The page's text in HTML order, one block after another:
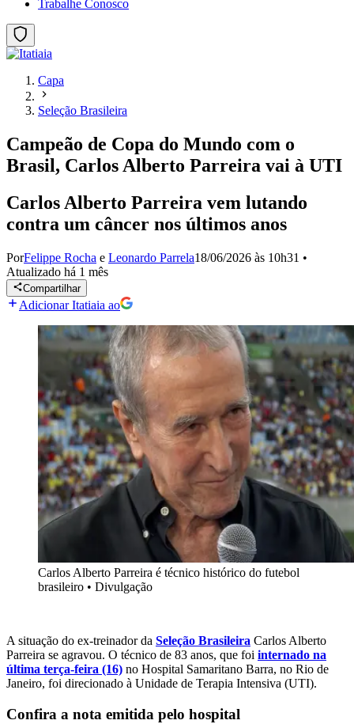
Trabalhe Conosco
Capa
Seleção Brasileira
Campeão de Copa do Mundo com o
Brasil, Carlos Alberto Parreira vai à UTI
Carlos Alberto Parreira vem lutando
contra um câncer nos últimos anos
PorFelippe Rocha e Leonardo Parrela18/06/2026 às 10h31 •
Atualizado há 1 mês
Compartilhar
Adicionar Itatiaia ao
Carlos Alberto Parreira é técnico histórico do futebol
brasileiro • Divulgação
A situação do ex-treinador da Seleção Brasileira Carlos Alberto
Parreira se agravou. O técnico de 83 anos, que foi internado na
última terça-feira (16) no Hospital Samaritano Barra, no Rio de
Janeiro, foi direcionado à Unidade de Terapia Intensiva (UTI).
Confira a nota emitida pelo hospital